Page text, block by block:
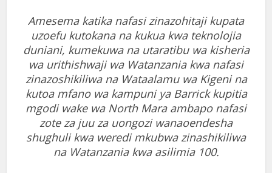
Amesema katika nafasi zinazohitaji kupata
uzoefu kutokana na kukua kwa teknolojia
duniani, kumekuwa na utaratibu wa kisheria
wa urithishwaji wa Watanzania kwa nafasi
zinazoshikiliwa na Wataalamu wa Kigeni na
kutoa mfano wa kampuni ya Barrick kupitia
mgodi wake wa North Mara ambapo nafasi
zote za juu za uongozi wanaoendesha
shughuli kwa weredi mkubwa zinashikiliwa
na Watanzania kwa asilimia 100.